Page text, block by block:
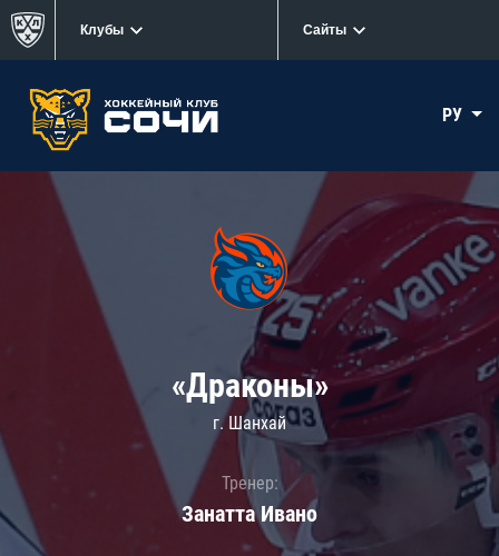
Клубы Сайты
РУ
«Драконы»
г. Шанхай
Тренер:
Занатта Иванo